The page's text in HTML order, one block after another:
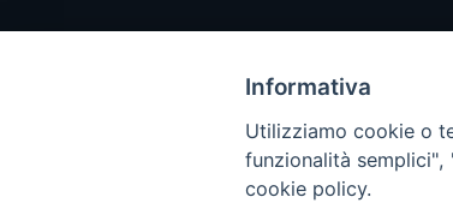
Informativa
Utilizziamo cookie o
funzionalità
cookie policy.